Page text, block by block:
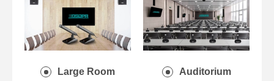
Large Room Auditorium